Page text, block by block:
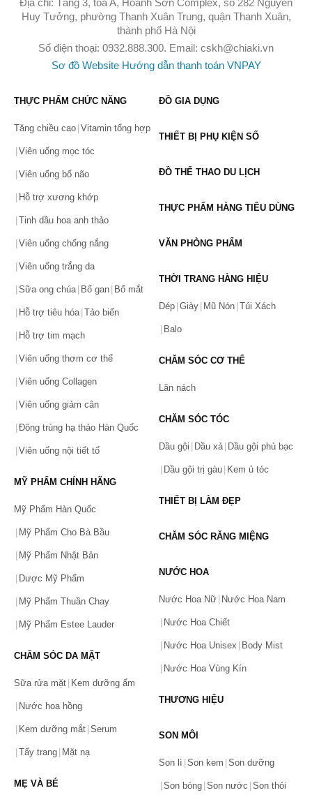
Bạn gặp vấn đề về sản phẩm hay mua hàng?
Hãy báo lỗi cho chúng tôi. Hoặc gọi cho chúng tôi qua số
0911.888.300
Tên của bạn
Địa chỉ: Tầng 3, tòa A, Hoành Sơn Complex, số 282 Nguyễn
Huy Tưởng, phường Thanh Xuân Trung, quận Thanh Xuân,
thành phố Hà Nội
Số điện thoại: 0932.888.300. Email: cskh@chiaki.vn
Sơ đồ Website Hướng dẫn thanh toán VNPAY
THỰC PHẨM CHỨC NĂNG
Tăng chiều cao Vitamin tổng hợp
Viên uống mọc tóc
Viên uống bổ não
Hỗ trợ xương khớp
Tinh dầu hoa anh thảo
Viên uống chống nắng
Viên uống trắng da
Sữa ong chúa Bổ gan Bổ mắt
Hỗ trợ tiêu hóa Tảo biển
Hỗ trợ tim mạch
Viên uống thơm cơ thể
Viên uống Collagen
Viên uống giảm cân
Đông trùng hạ thảo Hàn Quốc
Viên uống nội tiết tố
MỸ PHẨM CHÍNH HÃNG
Mỹ Phẩm Hàn Quốc
Mỹ Phẩm Cho Bà Bầu
Mỹ Phẩm Nhật Bản
Dược Mỹ Phẩm
Mỹ Phẩm Thuần Chay
Mỹ Phẩm Estee Lauder
CHĂM SÓC DA MẶT
Sữa rửa mặt Kem dưỡng ẩm
Nước hoa hồng
Kem dưỡng mắt Serum
Tẩy trang Mặt nạ
MẸ VÀ BÉ
ĐỒ GIA DỤNG
THIẾT BỊ PHỤ KIỆN SỐ
ĐỒ THỂ THAO DU LỊCH
THỰC PHẨM HÀNG TIÊU DÙNG
VĂN PHÒNG PHẨM
THỜI TRANG HÀNG HIỆU
Dép Giày Mũ Nón Túi Xách
Balo
CHĂM SÓC CƠ THỂ
Lăn nách
CHĂM SÓC TÓC
Dầu gội Dầu xả Dầu gội phủ bạc
Dầu gội trị gàu Kem ủ tóc
THIẾT BỊ LÀM ĐẸP
CHĂM SÓC RĂNG MIỆNG
NƯỚC HOA
Nước Hoa Nữ Nước Hoa Nam
Nước Hoa Chiết
Nước Hoa Unisex Body Mist
Nước Hoa Vùng Kín
THƯƠNG HIỆU
SON MÔI
Son lì Son kem Son dưỡng
Son bóng Son nước Son thỏi
🎁 Đừng Bỏ Lỡ! 🎁
Giảm ngay-cho bất kỳ đơn hàng nào.
XXX-XXXX
Số lần áp dụng:
Chỉ áp dụng cho gian hàng:
Ngày hết hạn: